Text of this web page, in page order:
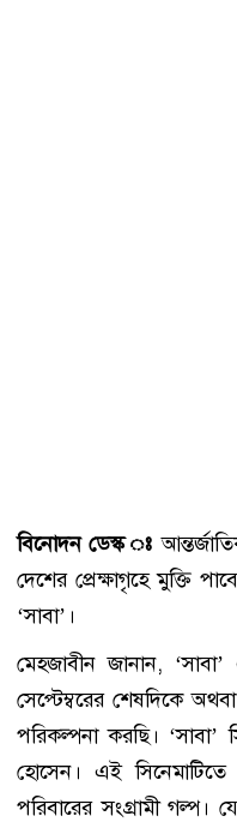
বিনোদন ডেস্ক ঃ
দেশের প্রেক্ষাগৃহে মুক্তি
‘সাবা’।
মেহজাবীন জানান,
সেপ্টেম্বরের শেষদিকে
পরিকল্পনা করছি। ‘সাবা’
হোসেন। এই
পরিবারের সংগ্রামী গল্প।